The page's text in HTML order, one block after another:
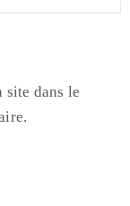
site dans le